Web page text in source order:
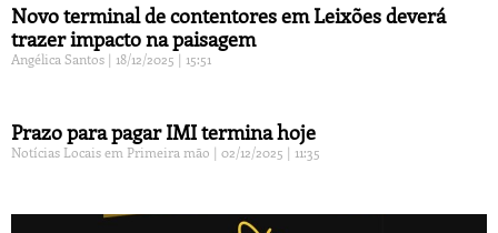
Novo terminal de contentores em Leixões deverá
trazer impacto na paisagem
Angélica Santos 18/12/2025 15:51
Prazo para pagar IMI termina hoje
Notícias Locais em Primeira mão 02/12/2025 11:35